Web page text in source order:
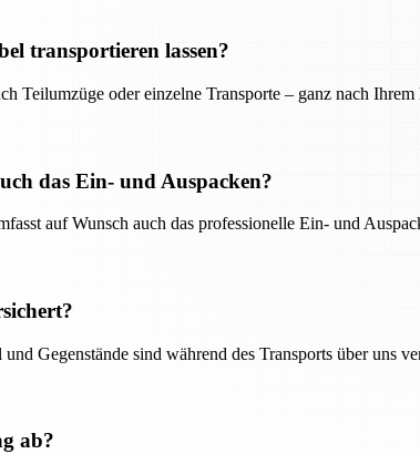
transportieren lassen?
Teilumzüge oder einzelne Transporte – ganz nach Ihrem
das Ein- und Auspacken?
auf Wunsch auch das professionelle Ein- und
Gegenstände sind während des Transports über uns
ab?